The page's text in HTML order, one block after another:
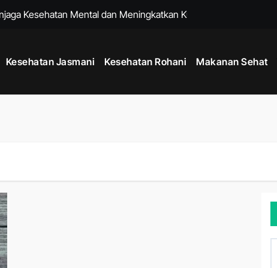
Kesehatan Mental dan Meningkatkan Kualitas Hidup
Usia Muda dengan Kebiasaan Sederhana Setiap Hari
Memperkuat Sistem Imun dan Menjaga Daya Tahan Tubuh
Menjaga Produktivitas di Tengah Aktivitas Padat
dengan Rutinitas Malam yang Mendukung Tubuh Lebih Sehat
Berolahraga agar Tubuh Lebih Siap dan Fleksibel
Kesehatan Jasmani Kesehatan Rohani Makanan Sehat